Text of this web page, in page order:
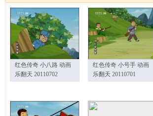
红色传奇 小八路 动画
乐翻天 20110702
红色传奇 小号手 动画
乐翻天 20110701